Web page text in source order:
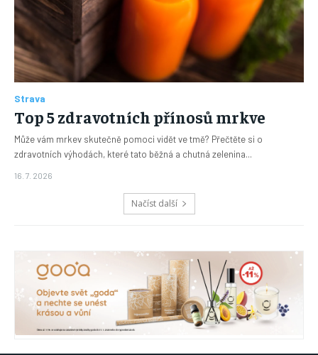
Strava
Top 5 zdravotních přínosů mrkve
Může vám mrkev skutečně pomoci vidět ve tmě? Přečtěte si o
zdravotních výhodách, které tato běžná a chutná zelenina...
16. 7. 2026
Načíst další